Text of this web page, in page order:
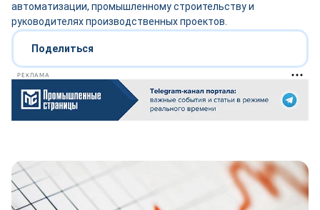
автоматизации, промышленному строительству и
руководителях производственных проектов.
Поделиться
РЕКЛАМА